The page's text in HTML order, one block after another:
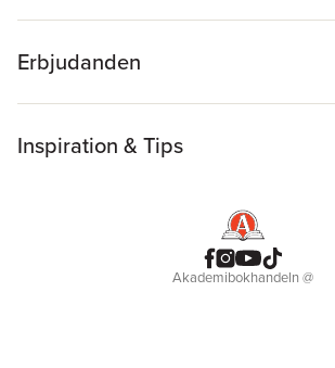
Erbjudanden
Inspiration & Tips
Akademibokhandeln@